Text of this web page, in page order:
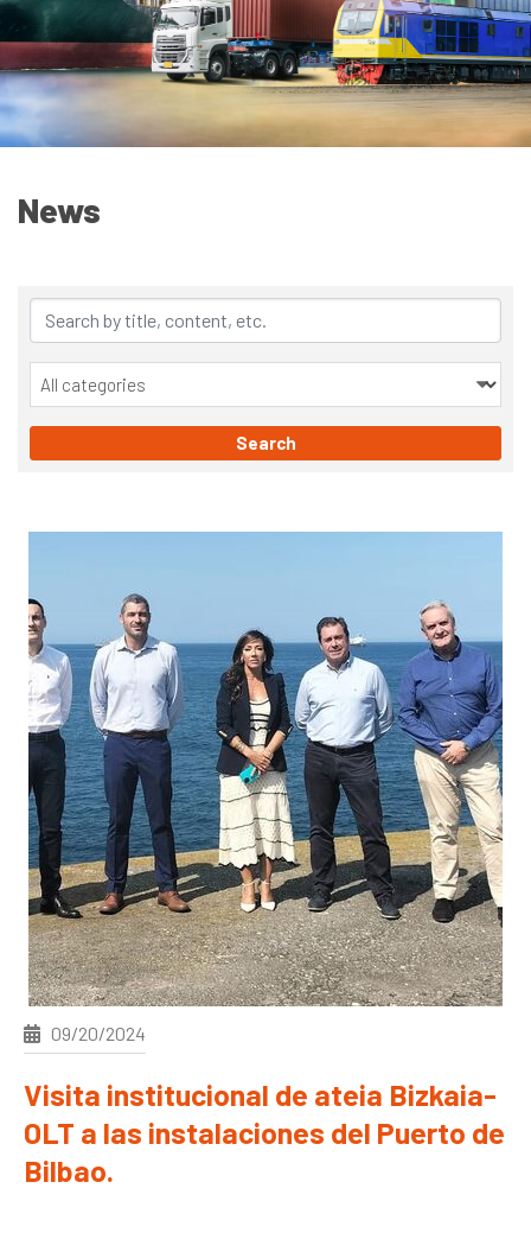
News
Job vacancies
News
Search
09/20/2024
Visita institucional de ateia Bizkaia-
OLT a las instalaciones del Puerto de
Bilbao.